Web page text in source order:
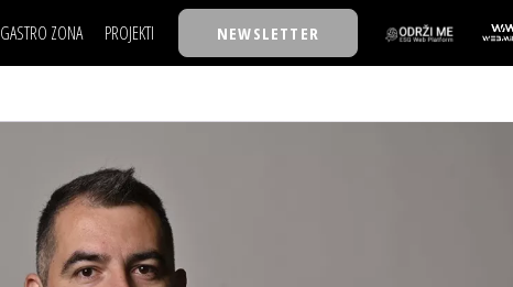
GASTRO ZONA PROJEKTI
30 ISPOD 30
BACK TO OFFICE/SCHOOL
BIZBENDOVI
NEWSLETTER
NAJKOLEGA
30 ISPOD 30
BIZBENDOVI
BIZKOLEGIJUM
BMW BIZNIS LIGA